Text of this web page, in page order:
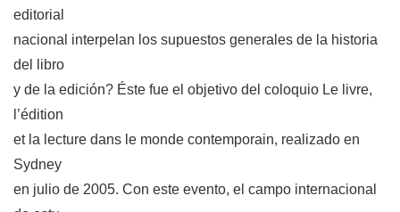
editorial
nacional interpelan los supuestos generales de la historia
del libro
y de la edición? Éste fue el objetivo del coloquio Le livre,
l’édition
et la lecture dans le monde contemporain, realizado en
Sydney
en julio de 2005. Con este evento, el campo internacional